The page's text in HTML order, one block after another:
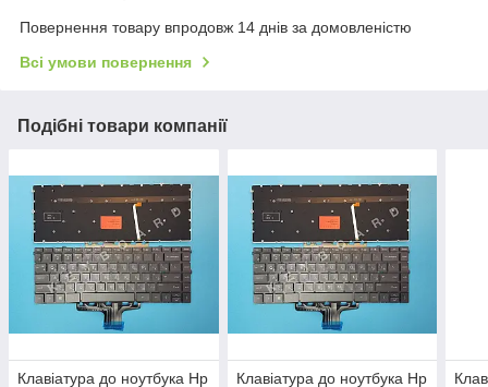
Повернення товару впродовж 14 днів за домовленістю
Всі умови повернення
Подібні товари компанії
Клавіатура до ноутбука Hp
Клавіатура до ноутбука Hp